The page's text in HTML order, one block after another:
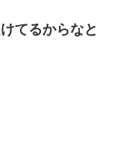
てるからなと